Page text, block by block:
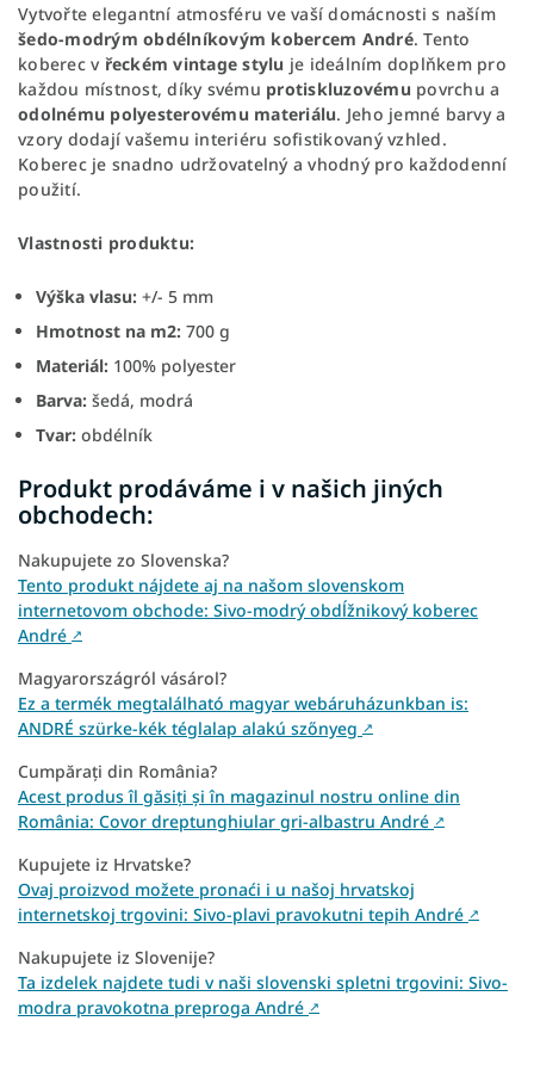
Vytvořte elegantní atmosféru ve vaší domácnosti s naším
šedo-modrým obdélníkovým kobercem André. Tento
koberec v řeckém vintage stylu je ideálním doplňkem pro
každou místnost, díky svému protiskluzovému povrchu a
odolnému polyesterovému materiálu. Jeho jemné barvy a
vzory dodají vašemu interiéru sofistikovaný vzhled.
Koberec je snadno udržovatelný a vhodný pro každodenní
použití.
Vlastnosti produktu:
Výška vlasu: +/- 5 mm
Hmotnost na m2: 700 g
Materiál: 100% polyester
Barva: šedá, modrá
Tvar: obdélník
Produkt prodáváme i v našich jiných
obchodech:
Nakupujete zo Slovenska?
Tento produkt nájdete aj na našom slovenskom
internetovom obchode: Sivo-modrý obdĺžnikový koberec
André ↗
Magyarországról vásárol?
Ez a termék megtalálható magyar webáruházunkban is:
ANDRÉ szürke-kék téglalap alakú szőnyeg ↗
Cumpărați din România?
Acest produs îl găsiți și în magazinul nostru online din
România: Covor dreptunghiular gri-albastru André ↗
Kupujete iz Hrvatske?
Ovaj proizvod možete pronaći i u našoj hrvatskoj
internetskoj trgovini: Sivo-plavi pravokutni tepih André ↗
Nakupujete iz Slovenije?
Ta izdelek najdete tudi v naši slovenski spletni trgovini: Sivo-
modra pravokotna preproga André ↗